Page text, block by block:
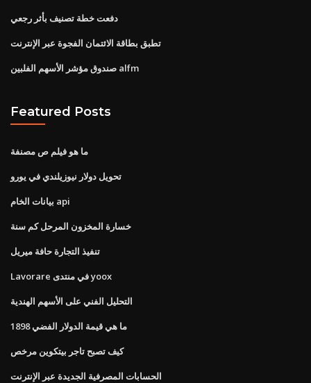
دفعت خطة تصنيف بأثر رجعي
تطبق بطاقة الائتمان الفجوة عبر الإنترنت
صندوق مؤشر الأسهم الفلبين alfm
Featured Posts
ما هو فيلم ص مصنفة
تحويل دولار نيوزيلندي في يورو
بيانات الخام api
خسارة المخزون المرحل كم سنة
تنفيذ التجارة حافة ميريل
Lavorare في منتدى yoox
التحليل الفني على الأسهم الهندية
ما هي قيمة الدولار الفضي 1898
كيف تصبح تاجر بيتكوين مرخص
الحسابات المصرفية الجديدة عبر الإنترنت